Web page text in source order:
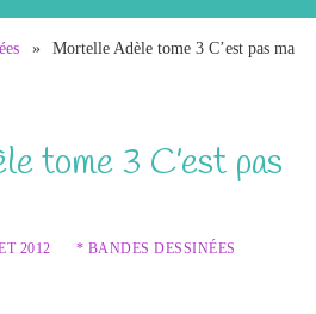
»
Mortelle Adèle tome 3 C’est pas ma
tome 3 C’est pas
2012 * BANDES DESSINÉES